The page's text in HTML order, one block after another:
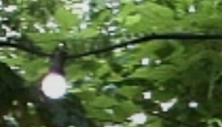
LÁTVÁNYOSSÁGOK
GYÖNGYÖS
VÁROS
ÉRTÉKTÁRA